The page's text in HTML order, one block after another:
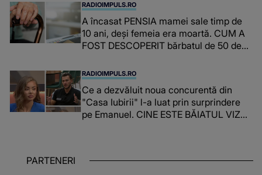
RADIOIMPULS.RO
A încasat PENSIA mamei sale timp de
10 ani, deși femeia era moartă. CUM A
FOST DESCOPERIT bărbatul de 50 de
obținuți? SUMA E COLOSALĂ
RADIOIMPULS.RO
Ce a dezvăluit noua concurentă din
"Casa Iubirii" l-a luat prin surprindere
pe Emanuel. CINE ESTE BĂIATUL VIZAT
PARTENERI